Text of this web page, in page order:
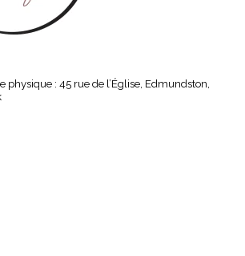
physique : 45 rue de l’Église, Edmundston,